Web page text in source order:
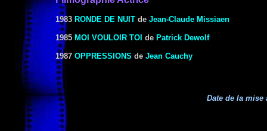
1983 RONDE DE NUIT de Jean-Claude Missiaen
1985 MOI VOULOIR TOI de Patrick Dewolf
1987 OPPRESSIONS de Jean Cauchy
Date de la